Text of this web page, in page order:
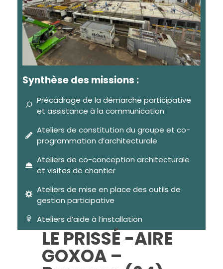
Synthèse des missions :
Précadrage de la démarche participative
et assistance à la communication
Ateliers de constitution du groupe et co-
programmation d’architecturale
Ateliers de co-conception architecturale
et visites de chantier
Ateliers de mise en place des outils de
gestion participative
Ateliers d’aide à l’installation
LE PRISSÉ -AIRE
GOXOA –